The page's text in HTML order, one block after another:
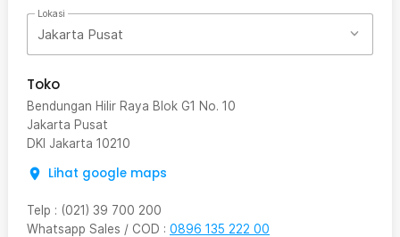
Lokasi
Jakarta Pusat
Toko
Bendungan Hilir Raya Blok G1 No. 10
Jakarta Pusat
DKI Jakarta 10210
Lihat google maps
Telp : (021) 39 700 200
Whatsapp Sales / COD : 0896 135 222 00